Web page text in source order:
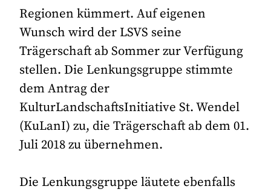
Regionen kümmert. Auf eigenen
Wunsch wird der LSVS seine
Trägerschaft ab Sommer zur Verfügung
stellen. Die Lenkungsgruppe stimmte
dem Antrag der
KulturLandschaftsInitiative St. Wendel
(KuLanI) zu, die Trägerschaft ab dem 01.
Juli 2018 zu übernehmen.
Die Lenkungsgruppe läutete ebenfalls